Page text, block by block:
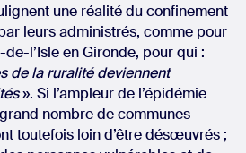
une réalité du confinement
leurs administrés, comme pour
l’Isle en Gironde, pour qui :
de la ruralité deviennent
». Si l’ampleur de l’épidémie
nombre de communes
toutefois loin d’être désœuvrés ;